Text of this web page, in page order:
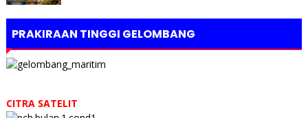
PRAKIRAAN TINGGI GELOMBANG
CITRA SATELIT